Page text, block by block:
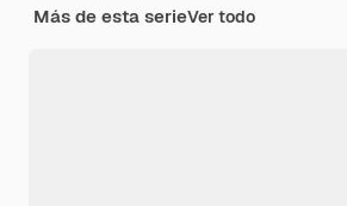
Más de esta serieVer todo